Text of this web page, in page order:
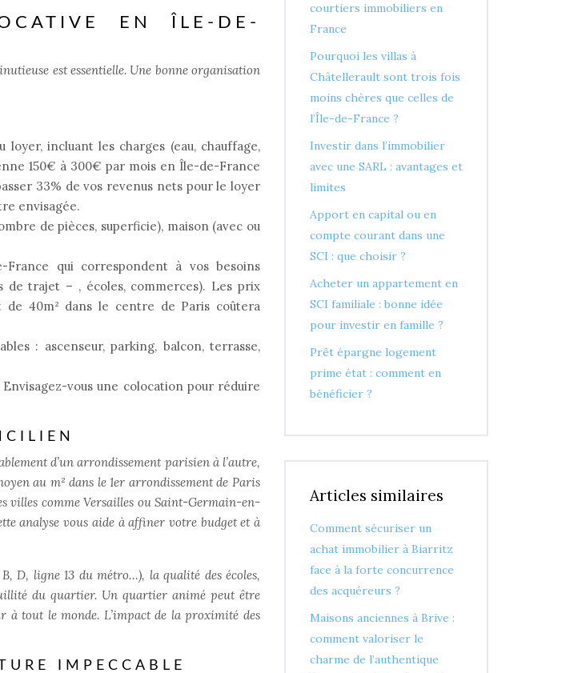
EN ÎLE-DE-
est essentielle. Une bonne organisation
incluant les charges (eau, chauffage,
150€ à 300€ par mois en Île-de-France
33% de vos revenus nets pour le loyer
envisagée.
de pièces, superficie), maison (avec ou
France qui correspondent à vos besoins
trajet – , écoles, commerces). Les prix
40m² dans le centre de Paris coûtera
: ascenseur, parking, balcon, terrasse,
vous une colocation pour réduire
d’un arrondissement parisien à l’autre,
au m² dans le 1er arrondissement de Paris
villes comme Versailles ou Saint-Germain-en-
analyse vous aide à affiner votre budget et à
D, ligne 13 du métro…), la qualité des écoles,
du quartier. Un quartier animé peut être
tout le monde. L’impact de la proximité des
IMPECCABLE
courtiers immobiliers en
France
Pourquoi les villas à
Châtellerault sont trois fois
moins chères que celles de
l’Île-de-France ?
Investir dans l’immobilier
avec une SARL : avantages et
limites
Apport en capital ou en
compte courant dans une
SCI : que choisir ?
Acheter un appartement en
SCI familiale : bonne idée
pour investir en famille ?
Prêt épargne logement
prime état : comment en
bénéficier ?
Articles similaires
Comment sécuriser un
achat immobilier à Biarritz
face à la forte concurrence
des acquéreurs ?
Maisons anciennes à Brive :
comment valoriser le
charme de l’authentique